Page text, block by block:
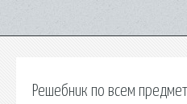
Решебник по всем